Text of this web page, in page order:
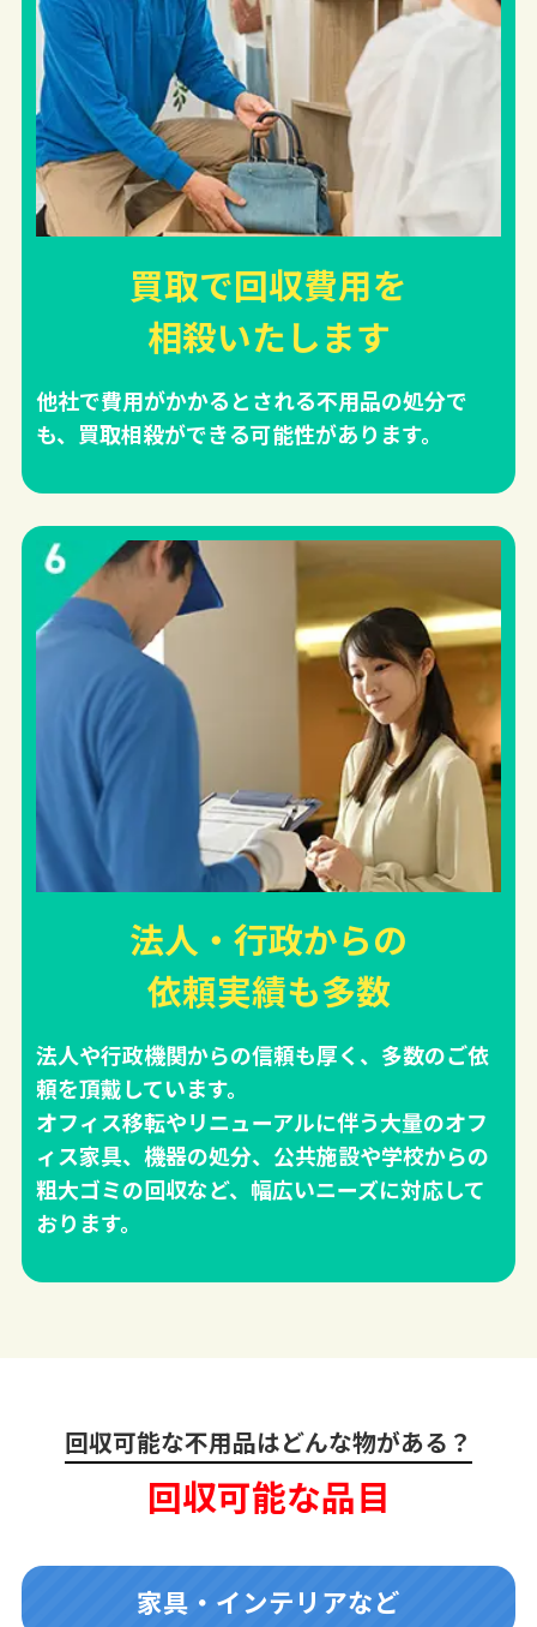
買取で回収費用を
相殺いたします
他社で費用がかかるとされる不用品の処分で
も、買取相殺ができる可能性があります。
法人・行政からの
依頼実績も多数
法人や行政機関からの信頼も厚く、多数のご依
頼を頂戴しています。
オフィス移転やリニューアルに伴う大量のオフ
ィス家具、機器の処分、公共施設や学校からの
粗大ゴミの回収など、幅広いニーズに対応して
おります。
回収可能な不用品はどんな物がある？
回収可能な品目
家具・インテリアなど